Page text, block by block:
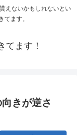
えないかもしれないとい
てます。
てます！
きが逆さ